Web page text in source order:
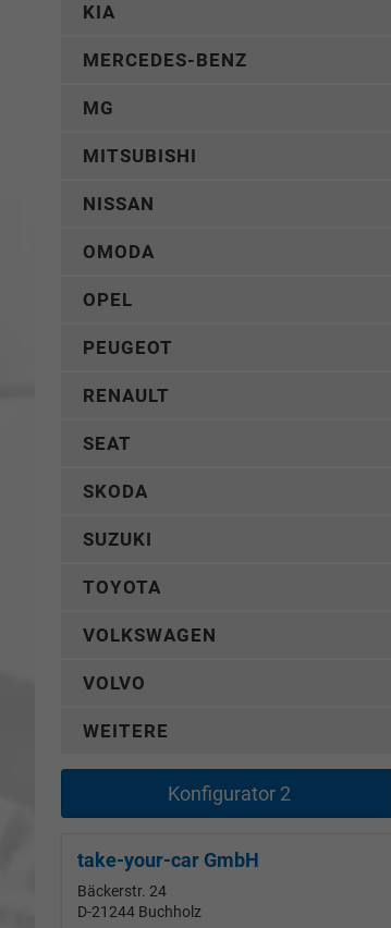
KIA
MERCEDES-BENZ
MG
MITSUBISHI
NISSAN
OMODA
OPEL
PEUGEOT
RENAULT
SEAT
SKODA
SUZUKI
TOYOTA
VOLKSWAGEN
VOLVO
WEITERE
Konfigurator 2
take-your-car GmbH
Bäckerstr. 24
D-21244 Buchholz